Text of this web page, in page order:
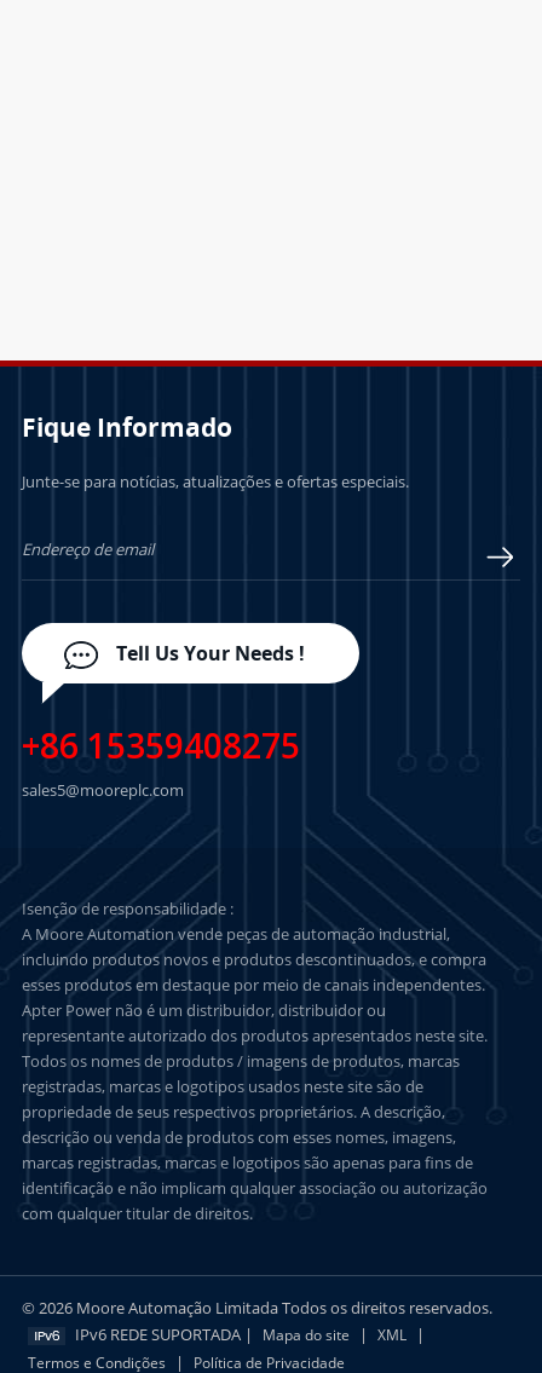
Fique Informado
Junte-se para notícias, atualizações e ofertas especiais.
Tell Us Your Needs !
+86 15359408275
sales5@mooreplc.com
Isenção de responsabilidade :
A Moore Automation vende peças de automação industrial,
incluindo produtos novos e produtos descontinuados, e compra
esses produtos em destaque por meio de canais independentes.
Apter Power não é um distribuidor, distribuidor ou
representante autorizado dos produtos apresentados neste site.
Todos os nomes de produtos / imagens de produtos, marcas
registradas, marcas e logotipos usados neste site são de
propriedade de seus respectivos proprietários. A descrição,
descrição ou venda de produtos com esses nomes, imagens,
marcas registradas, marcas e logotipos são apenas para fins de
identificação e não implicam qualquer associação ou autorização
com qualquer titular de direitos.
© 2026 Moore Automação Limitada Todos os direitos reservados.
IPv6 REDE SUPORTADA |
Mapa do site | XML |
Termos e Condições | Política de Privacidade